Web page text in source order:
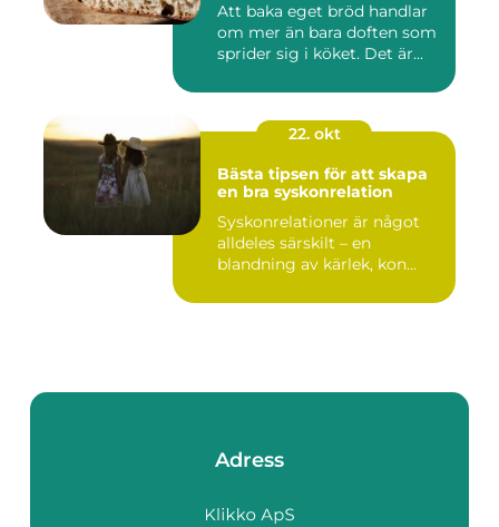
Att baka eget bröd handlar
om mer än bara doften som
sprider sig i köket. Det är...
22. okt
Bästa tipsen för att skapa
en bra syskonrelation
Syskonrelationer är något
alldeles särskilt – en
blandning av kärlek, kon...
Adress